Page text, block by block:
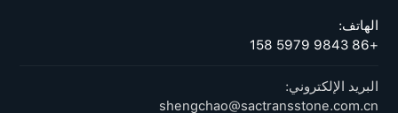
الهاتف:
+86 158 5979 9843
البريد الإلكتروني:
shengchao@sactransstone.com.cn